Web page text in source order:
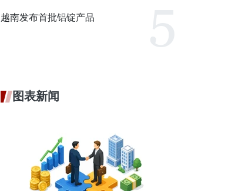
越南发布首批铝锭产品
图表新闻